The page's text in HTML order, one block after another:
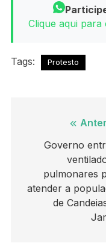
Clique aqui
Tags: Protesto
Navegação
Post
Governo
pulmonares
atender a
de